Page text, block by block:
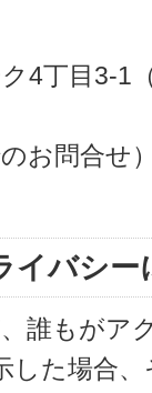
4丁目3-1
お問合せ
イバシー
誰もがア
した場合